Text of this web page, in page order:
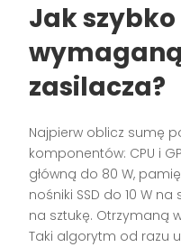
Jak
zasilacza?
Najpierw oblicz sumę
komponentów: CPU i
główną do 80 W,
nośniki SSD do 10 W
na sztukę. Otrzymaną
Taki algorytm od razu